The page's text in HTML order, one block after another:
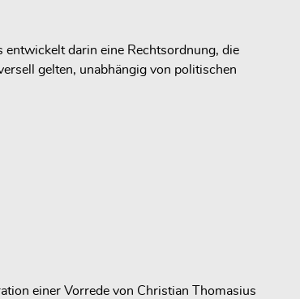
entwickelt darin eine Rechtsordnung, die
gelten, unabhängig von politischen
einer Vorrede von Christian Thomasius